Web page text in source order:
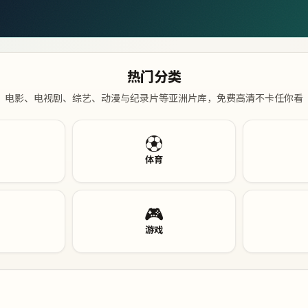
热门分类
电影、电视剧、综艺、动漫与纪录片等亚洲片库，免费高清不卡任你看
⚽
体育
🎮
游戏